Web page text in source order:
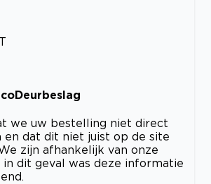
we uw bestelling niet direct
en dat dit niet juist op de site
zijn afhankelijk van onze
in dit geval was deze informatie